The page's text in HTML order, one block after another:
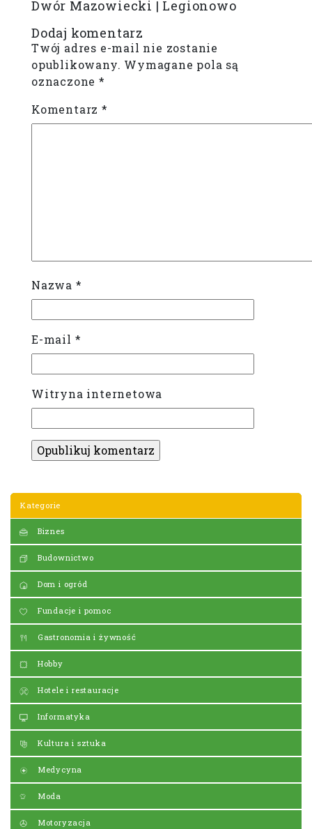
Kategorie
Biznes
Budownictwo
Dom i ogród
Fundacje i pomoc
Gastronomia i żywność
Hobby
Hotele i restauracje
Informatyka
Kultura i sztuka
Medycyna
Moda
Motoryzacja
Dwór Mazowiecki | Legionowo
Dodaj komentarz
Twój adres e-mail nie zostanie
opublikowany. Wymagane pola są
oznaczone*
Komentarz*
Nazwa *
E-mail *
Witryna internetowa